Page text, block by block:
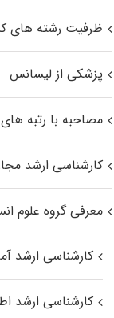
ظرفیت رشته های
پزشکی از لیسانس
مصاحبه با رتبه های
کارشناسی ارشد
معرفی گروه علوم
کارشناسی ارشد
کارشناسی ارشد